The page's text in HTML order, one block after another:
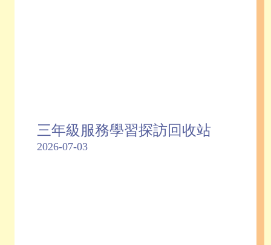
三年級服務學習探訪回收站
2026-07-03